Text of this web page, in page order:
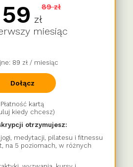
59 zł
89 zł
miesiąc
89 zł / miesiąc
Dołącz
Płatność kartą
kiedy chcesz)
otrzymujesz:
medytacji, pilatesu i fitnessu
na 5 poziomach, w różnych